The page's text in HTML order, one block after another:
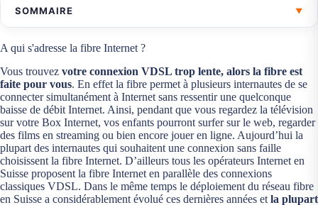
SOMMAIRE ▼
Offre Fibre Internet, passez à l’Internet haut débit !
A qui s'adresse la fibre Internet ?
Qui est le moins cher pour la fibre optique ?
Comment faire installer la fibre optique ?
Quelle est la meilleure offre fibre du moment ?
A qui s'adresse la fibre Internet ?
Vous trouvez votre connexion VDSL trop lente, alors la fibre est
faite pour vous. En effet la fibre permet à plusieurs internautes de se
connecter simultanément à Internet sans ressentir une quelconque
baisse de débit Internet. Ainsi, pendant que vous regardez la télévision
sur votre Box Internet, vos enfants pourront surfer sur le web, regarder
des films en streaming ou bien encore jouer en ligne. Aujourd’hui la
plupart des internautes qui souhaitent une connexion sans faille
choisissent la fibre Internet. D’ailleurs tous les opérateurs Internet en
Suisse proposent la fibre Internet en parallèle des connexions
classiques VDSL. Dans le même temps le déploiement du réseau fibre
en Suisse a considérablement évolué ces dernières années et la plupart